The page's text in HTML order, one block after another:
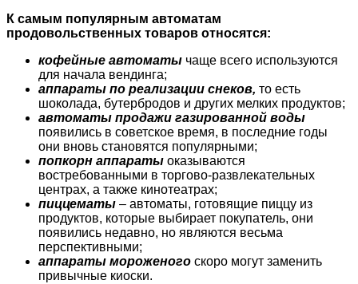
К самым популярным автоматам
продовольственных товаров относятся:
кофейные автоматы чаще всего используются
для начала вендинга;
аппараты по реализации снеков, то есть
шоколада, бутербродов и других мелких продуктов;
автоматы продажи газированной воды
появились в советское время, в последние годы
они вновь становятся популярными;
попкорн аппараты оказываются
востребованными в торгово-развлекательных
центрах, а также кинотеатрах;
пиццематы – автоматы, готовящие пиццу из
продуктов, которые выбирает покупатель, они
появились недавно, но являются весьма
перспективными;
аппараты мороженого скоро могут заменить
привычные киоски.